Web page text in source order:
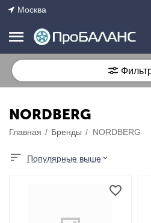
Москва
NORDBERG
Главная / Бренды / NORDBERG
Популярные выше